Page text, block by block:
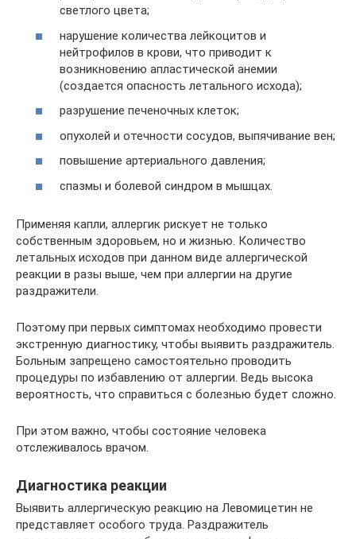
светлого цвета;
нарушение количества лейкоцитов и
нейтрофилов в крови, что приводит к
возникновению апластической анемии
(создается опасность летального исхода);
разрушение печеночных клеток;
опухолей и отечности сосудов, выпячивание вен;
повышение артериального давления;
спазмы и болевой синдром в мышцах.
Применяя капли, аллергик рискует не только
собственным здоровьем, но и жизнью. Количество
летальных исходов при данном виде аллергической
реакции в разы выше, чем при аллергии на другие
раздражители.
Поэтому при первых симптомах необходимо провести
экстренную диагностику, чтобы выявить раздражитель.
Больным запрещено самостоятельно проводить
процедуры по избавлению от аллергии. Ведь высока
вероятность, что справиться с болезнью будет сложно.
При этом важно, чтобы состояние человека
отслеживалось врачом.
Диагностика реакции
Выявить аллергическую реакцию на Левомицетин не
представляет особого труда. Раздражитель